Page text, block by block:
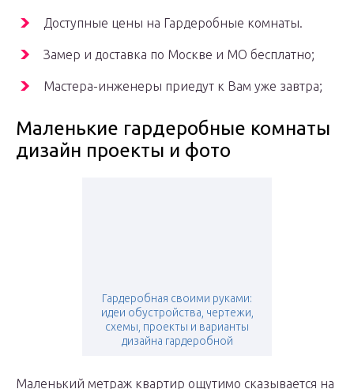
Доступные цены на Гардеробные комнаты.
Замер и доставка по Москве и МО бесплатно;
Мастера-инженеры приедут к Вам уже завтра;
Маленькие гардеробные комнаты
дизайн проекты и фото
Гардеробная своими руками:
идеи обустройства, чертежи,
схемы, проекты и варианты
дизайна гардеробной
Маленький метраж квартир ощутимо сказывается на